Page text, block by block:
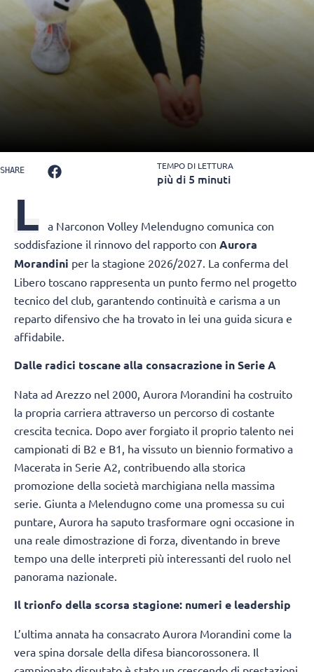
SHARE TEMPO DI LETTURA
più di 5 minuti
L
a Narconon Volley Melendugno comunica con
soddisfazione il rinnovo del rapporto con Aurora
Morandini per la stagione 2026/2027. La conferma del
Libero toscano rappresenta un punto fermo nel progetto
tecnico del club, garantendo continuità e carisma a un
reparto difensivo che ha trovato in lei una guida sicura e
affidabile.
Dalle radici toscane alla consacrazione in Serie A
Nata ad Arezzo nel 2000, Aurora Morandini ha costruito
la propria carriera attraverso un percorso di costante
crescita tecnica. Dopo aver forgiato il proprio talento nei
campionati di B2 e B1, ha vissuto un biennio formativo a
Macerata in Serie A2, contribuendo alla storica
promozione della società marchigiana nella massima
serie. Giunta a Melendugno come una promessa su cui
puntare, Aurora ha saputo trasformare ogni occasione in
una reale dimostrazione di forza, diventando in breve
tempo una delle interpreti più interessanti del ruolo nel
panorama nazionale.
Il trionfo della scorsa stagione: numeri e leadership
L’ultima annata ha consacrato Aurora Morandini come la
vera spina dorsale della difesa biancorossonera. Il